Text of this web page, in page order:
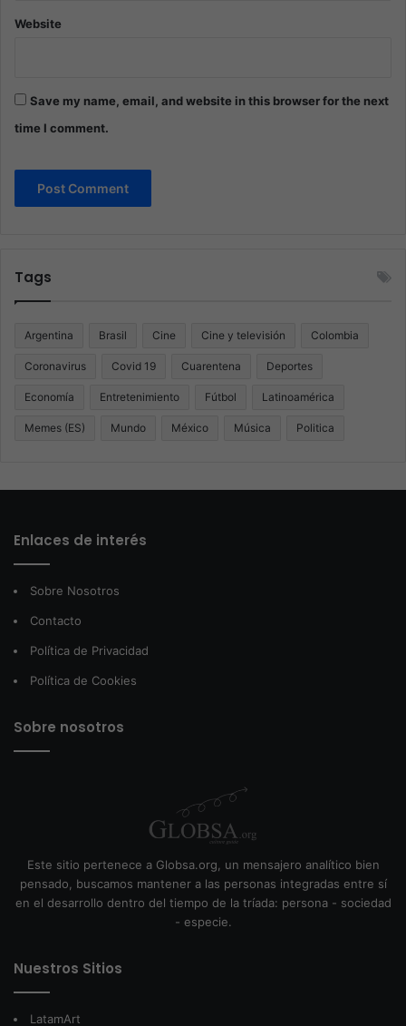
Website
Save my name, email, and website in this browser for the next
time I comment.
Tags
Argentina Brasil Cine Cine y televisión Colombia
Coronavirus Covid 19 Cuarentena Deportes
Economía Entretenimiento Fútbol Latinoamérica
Memes (ES) Mundo México Música Politica
Enlaces de interés
Sobre Nosotros
Contacto
Política de Privacidad
Política de Cookies
Sobre nosotros
Este sitio pertenece a Globsa.org, un mensajero analítico bien
pensado, buscamos mantener a las personas integradas entre sí
en el desarrollo dentro del tiempo de la tríada: persona - sociedad
- especie.
Nuestros Sitios
LatamArt